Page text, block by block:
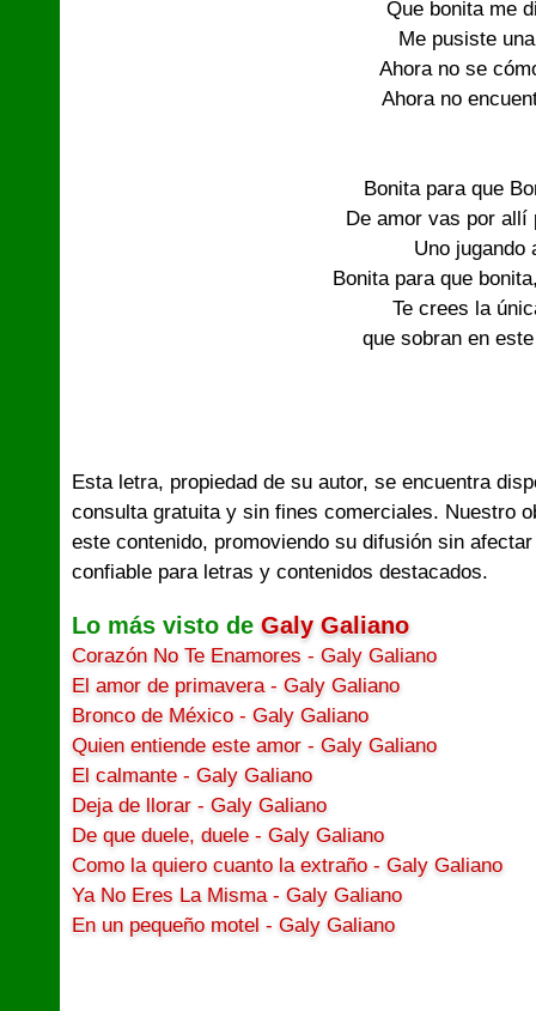
Que bonita me
Me pusiste
Ahora no se
Ahora no
Bonita para que
De amor vas por
Uno
Bonita para que
Te crees la
que sobran en
Esta letra, propiedad de su autor, se encuentra
consulta gratuita y sin fines comerciales. Nuestro
este contenido, promoviendo su difusión sin
confiable para letras y contenidos destacados.
Lo más visto de Galy Galiano
Corazón No Te Enamores - Galy Galiano
El amor de primavera - Galy Galiano
Bronco de México - Galy Galiano
Quien entiende este amor - Galy Galiano
El calmante - Galy Galiano
Deja de llorar - Galy Galiano
De que duele, duele - Galy Galiano
Como la quiero cuanto la extraño - Galy Galiano
Ya No Eres La Misma - Galy Galiano
En un pequeño motel - Galy Galiano